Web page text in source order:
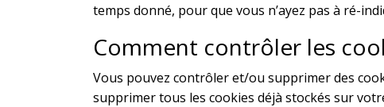
temps donné, pour que vous n’ayez pas à ré-
Comment contrôler les
Vous pouvez contrôler et/ou supprimer des
supprimer tous les cookies déjà stockés sur